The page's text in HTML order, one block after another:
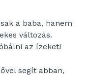
a baba, hanem
változás.
az ízeket!
segít abban,